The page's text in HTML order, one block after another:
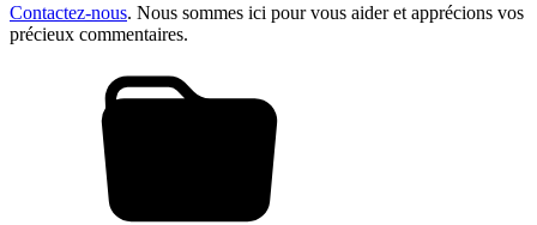
Contactez-nous. Nous sommes ici pour vous aider et apprécions vos
précieux commentaires.